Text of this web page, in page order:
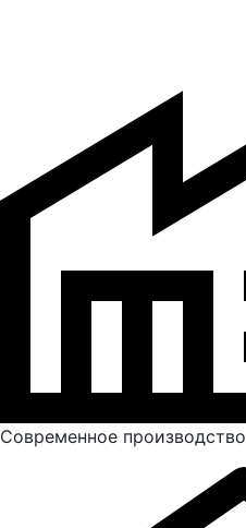
Современное производство